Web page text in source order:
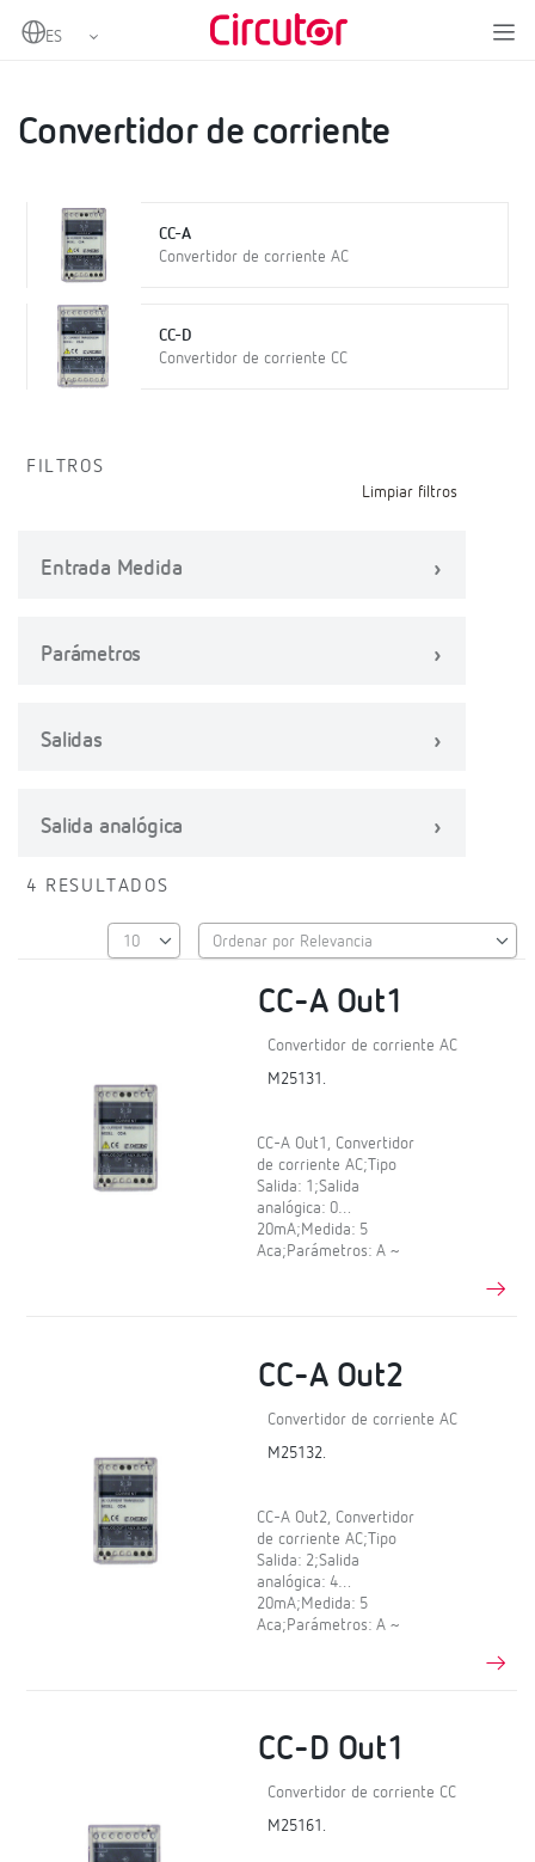
Home
Instrumentación digital y convertidores de medida
Convertidor de corriente
CC-A
Convertidor de corriente AC
CC-D
Convertidor de corriente CC
FILTROS
Limpiar filtros
Entrada Medida
Parámetros
Salidas
Salida analógica
4 RESULTADOS
CC-A Out1
Convertidor de corriente AC
M25131.
CC-A Out1, Convertidor
de corriente AC;Tipo
Salida: 1;Salida
analógica: 0…
20mA;Medida: 5
Aca;Parámetros: A ~
CC-A Out2
Convertidor de corriente AC
M25132.
CC-A Out2, Convertidor
de corriente AC;Tipo
Salida: 2;Salida
analógica: 4…
20mA;Medida: 5
Aca;Parámetros: A ~
CC-D Out1
Convertidor de corriente CC
M25161.